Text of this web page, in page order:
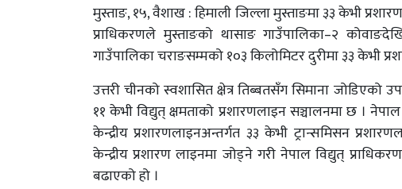
मुस्ताङ, १५, वैशाख : हिमाली जिल्ला मुस्ताङमा ३३ केभी
प्राधिकरणले मुस्ताङको थासाङ गाउँपालिका–२
गाउँपालिका चराङसम्मको १०३ किलोमिटर दुरीमा ३३ केभी
उत्तरी चीनको स्वशासित क्षेत्र तिब्बतसँग सिमाना
११ केभी विद्युत् क्षमताको प्रशारणलाइन सञ्चालनमा छ ।
केन्द्रीय प्रशारणलाइनअन्तर्गत ३३ केभी ट्रान्समिसन
केन्द्रीय प्रशारण लाइनमा जोड्ने गरी नेपाल विद्युत्
बढाएको हो ।